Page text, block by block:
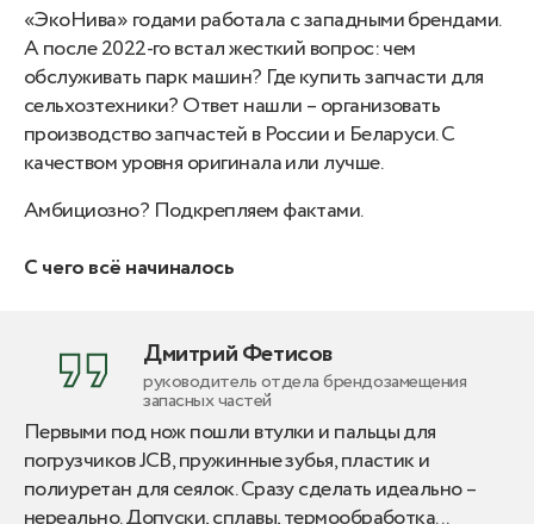
«ЭкоНива» годами работала с западными брендами.
А после 2022-го встал жесткий вопрос: чем
обслуживать парк машин? Где купить запчасти для
сельхозтехники? Ответ нашли – организовать
производство запчастей в России и Беларуси. С
качеством уровня оригинала или лучше.
Амбициозно? Подкрепляем фактами.
С чего всё начиналось
Первыми под нож пошли втулки и пальцы для
погрузчиков JCB, пружинные зубья, пластик и
полиуретан для сеялок. Сразу сделать идеально –
Дмитрий Фетисов
руководитель отдела брендозамещения
запасных частей